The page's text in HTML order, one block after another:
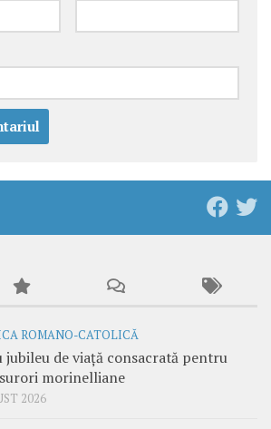
ROMANO-CATOLICĂ
jubileu de viață consacrată pentru
morinelliane
2026